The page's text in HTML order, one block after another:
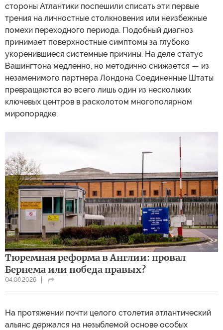
стороны Атлантики поспешили списать эти первые
трения на личностные столкновения или неизбежные
помехи переходного периода. Подобный диагноз
принимает поверхностные симптомы за глубоко
укоренившиеся системные причины. На деле статус
Вашингтона медленно, но методично снижается — из
незаменимого партнера Лондона Соединенные Штаты
превращаются во всего лишь один из нескольких
ключевых центров в расколотом многополярном
миропорядке.
Тюремная реформа в Англии: провал
Бернема или победа правых?
04.08.2026
На протяжении почти целого столетия атлантический
альянс держался на незыблемой основе особых